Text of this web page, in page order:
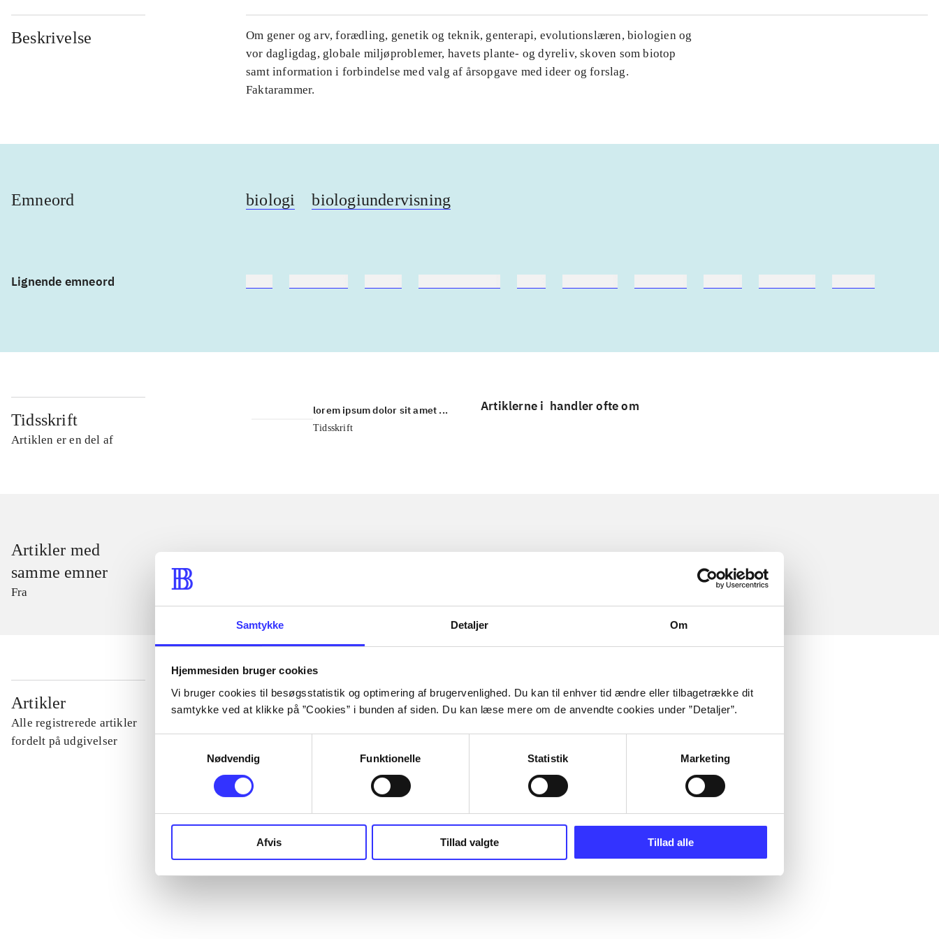
Samtykke Detaljer Om
Hjemmesiden bruger cookies
Vi bruger cookies til besøgsstatistik og optimering af brugervenlighed. Du kan til enhver tid ændre eller tilbagetrække dit
samtykke ved at klikke på ”Cookies” i bunden af siden. Du kan læse mere om de anvendte cookies under ”Detaljer”.
Nødvendig
Funktionelle Statistik Marketing
Afvis Tillad valgte Tillad alle
Beskrivelse
Om gener og arv, forædling, genetik og teknik, genterapi, evolutionslæren, biologien og
vor dagligdag, globale miljøproblemer, havets plante- og dyreliv, skoven som biotop
samt information i forbindelse med valg af årsopgave med ideer og forslag.
Faktarammer.
Emneord biologi biologiundervisning
Lignende emneord
Tidsskrift
Artiklen er en del af
lorem ipsum dolor sit amet ...
Tidsskrift
Artiklerne i handler ofte om
Artikler med
samme emner
Fra
Artikler
Alle registrerede artikler
fordelt på udgivelser
...
...
...
...